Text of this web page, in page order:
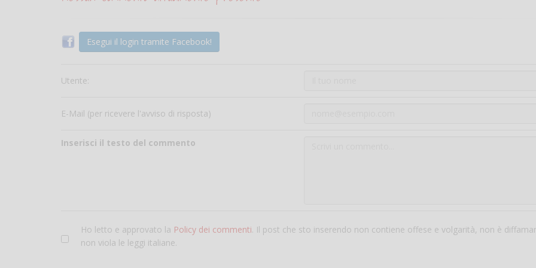
Esegui il login tramite Facebook!
Utente:
E-Mail (per ricevere l'avviso di risposta)
Inserisci il testo del commento
Ho letto e approvato la Policy dei commenti. Il post che sto inserendo non contiene offese e volgarità, non è
non viola le leggi italiane.